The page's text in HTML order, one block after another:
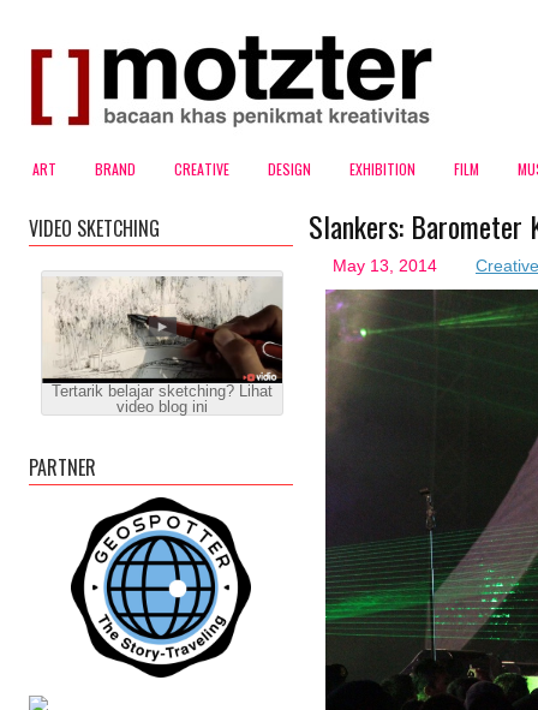
ART BRAND CREATIVE DESIGN EXHIBITION FILM
Slankers: Barometer
May 13, 2014 Creative
VIDEO SKETCHING
Tertarik belajar sketching? Lihat
video blog ini
PARTNER